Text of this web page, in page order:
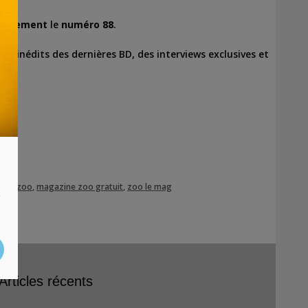
le numéro 88.
inédits des dernières BD, des interviews exclusives et
zoo ,magazine zoo gratuit zoo le mag
récents